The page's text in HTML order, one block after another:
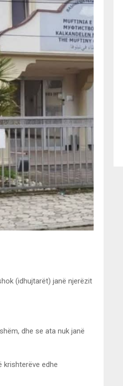
(idhujtarët) janë njerëzit
dhe se ata nuk janë
krishterëve edhe